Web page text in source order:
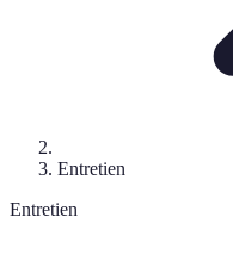
Entretien
Entretien